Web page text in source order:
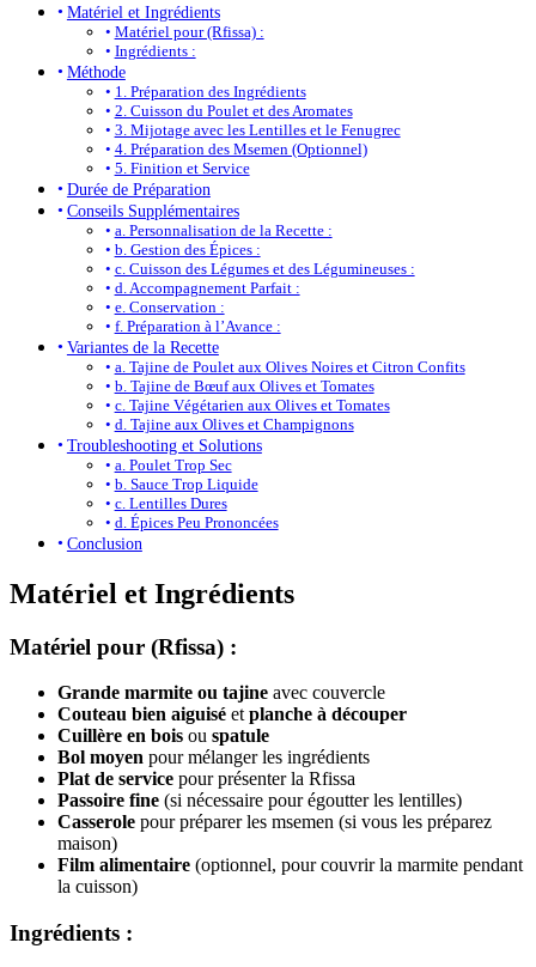
Matériel et Ingrédients
Matériel pour (Rfissa) :
Ingrédients :
Méthode
1. Préparation des Ingrédients
2. Cuisson du Poulet et des Aromates
3. Mijotage avec les Lentilles et le Fenugrec
4. Préparation des Msemen (Optionnel)
5. Finition et Service
Durée de Préparation
Conseils Supplémentaires
a. Personnalisation de la Recette :
b. Gestion des Épices :
c. Cuisson des Légumes et des Légumineuses :
d. Accompagnement Parfait :
e. Conservation :
f. Préparation à l’Avance :
Variantes de la Recette
a. Tajine de Poulet aux Olives Noires et Citron Confits
b. Tajine de Bœuf aux Olives et Tomates
c. Tajine Végétarien aux Olives et Tomates
d. Tajine aux Olives et Champignons
Troubleshooting et Solutions
a. Poulet Trop Sec
b. Sauce Trop Liquide
c. Lentilles Dures
d. Épices Peu Prononcées
Conclusion
Matériel et Ingrédients
Matériel pour (Rfissa) :
Grande marmite ou tajine avec couvercle
Couteau bien aiguisé et planche à découper
Cuillère en bois ou spatule
Bol moyen pour mélanger les ingrédients
Plat de service pour présenter la Rfissa
Passoire fine (si nécessaire pour égoutter les lentilles)
Casserole pour préparer les msemen (si vous les préparez
maison)
Film alimentaire (optionnel, pour couvrir la marmite pendant
la cuisson)
Ingrédients :